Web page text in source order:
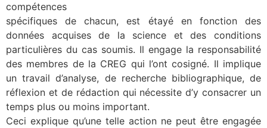
compétences
spécifiques de chacun, est étayé en fonction des
données acquises de la science et des conditions
particulières du cas soumis. Il engage la responsabilité
des membres de la CREG qui l’ont cosigné. Il implique
un travail d’analyse, de recherche bibliographique, de
réflexion et de rédaction qui nécessite d’y consacrer un
temps plus ou moins important.
Ceci explique qu’une telle action ne peut être engagée